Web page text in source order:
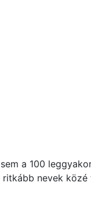
a 100
nevek